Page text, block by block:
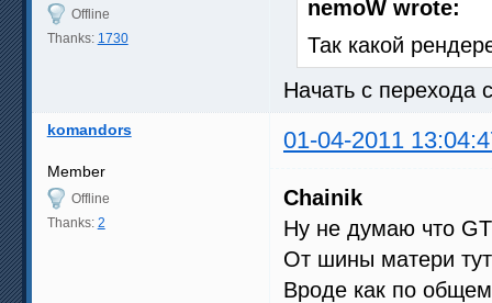
Offline
Thanks: 1730
nemoW wrote:
Так какой
Начать с перехода
komandors 01-04-2011
Member
Offline
Thanks: 2
Chainik
Ну не думаю что
От шины матери тут
Вроде как по